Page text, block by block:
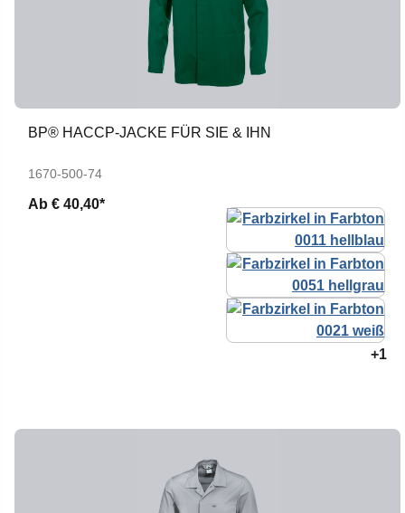
BP® HACCP-JACKE FÜR SIE & IHN
1670-500-74
Ab € 40,40*
+1